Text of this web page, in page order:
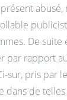
De suite
par rapport
sur, pris par
dans de